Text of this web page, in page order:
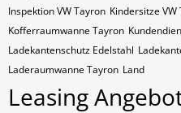
Inspektion VW Tayron Kindersitze VW
Kofferraumwanne Tayron
Ladekantenschutz Edelstahl
Laderaumwanne Tayron Land
Leasing